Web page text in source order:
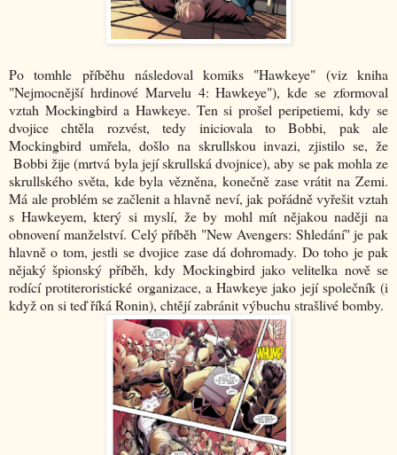
Po tomhle příběhu následoval komiks "Hawkeye" (viz kniha
"Nejmocnější hrdinové Marvelu 4: Hawkeye"), kde se zformoval
vztah Mockingbird a Hawkeye. Ten si prošel peripetiemi, kdy se
dvojice chtěla rozvést, tedy iniciovala to Bobbi, pak ale
Mockingbird umřela, došlo na skrullskou invazi, zjistilo se, že
Bobbi žije (mrtvá byla její skrullská dvojnice), aby se pak mohla ze
skrullského světa, kde byla vězněna, konečně zase vrátit na Zemi.
Má ale problém se začlenit a hlavně neví, jak pořádně vyřešit vztah
s Hawkeyem, který si myslí, že by mohl mít nějakou naději na
obnovení manželství. Celý příběh "New Avengers: Shledání" je pak
hlavně o tom, jestli se dvojice zase dá dohromady. Do toho je pak
nějaký špionský příběh, kdy Mockingbird jako velitelka nově se
rodící protiteroristické organizace, a Hawkeye jako její společník (i
když on si teď říká Ronin), chtějí zabránit výbuchu strašlivé bomby.